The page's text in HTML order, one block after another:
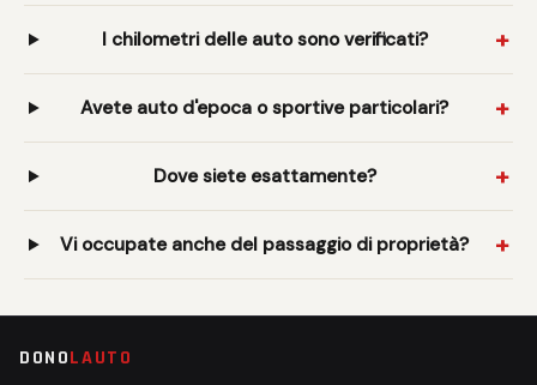
I chilometri delle auto sono verificati?
Avete auto d'epoca o sportive particolari?
Dove siete esattamente?
Vi occupate anche del passaggio di proprietà?
DONOLAUTO